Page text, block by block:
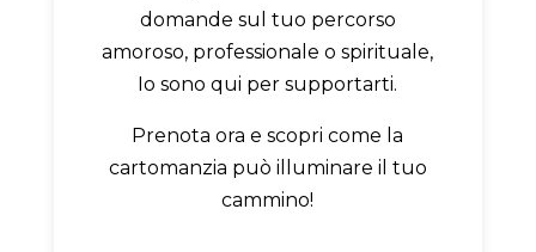
domande sul tuo percorso
amoroso, professionale o spirituale,
Io sono qui per supportarti.
Prenota ora e scopri come la
cartomanzia può illuminare il tuo
cammino!